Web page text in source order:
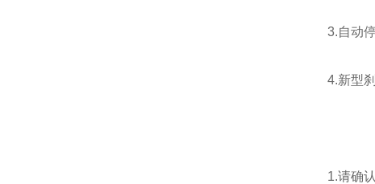
3.自动停机
4.新型刹
1.请确认